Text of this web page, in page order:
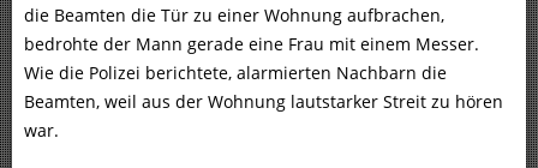
die Beamten die Tür zu einer Wohnung aufbrachen,
bedrohte der Mann gerade eine Frau mit einem Messer.
Wie die Polizei berichtete, alarmierten Nachbarn die
Beamten, weil aus der Wohnung lautstarker Streit zu hören
war.